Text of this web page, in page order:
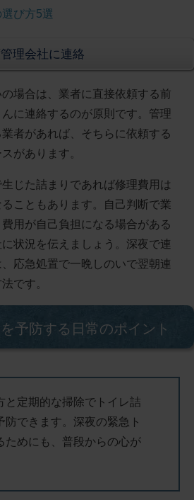
び方5選
理会社に連絡
場合は、 業者に直接依頼する前
に連絡するのが原則です。管理
者があれば、そちらに依頼する
があります。
じた詰まりであれば修理費用は
こともあります。自己判断で業
用が自己負担になる場合がある
状況を伝えましょう。深夜で連
応急処置で一晩しのいで翌朝連
です。
予防する日常のポイント
と定期的な掃除でトイレ詰
防できます。深夜の緊急ト
ためにも、普段からの心が